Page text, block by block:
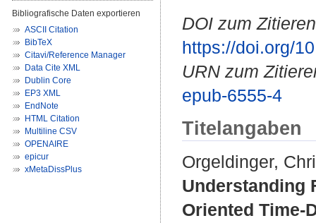
Bibliografische Daten exportieren
ASCII Citation
BibTeX
Citavi/Reference Manager
Data Cite XML
Dublin Core
EP3 XML
EndNote
HTML Citation
Multiline CSV
OPENAIRE
epicur
xMetaDissPlus
DOI zum
https://doi.org/
URN zum
epub-6555-4
Titelangaben
Orgeldinger,
Understanding
Oriented Time-